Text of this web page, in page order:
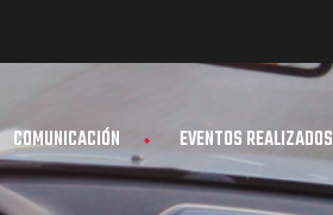
COMUNICACIÓN EVENTOS REALIZADOS